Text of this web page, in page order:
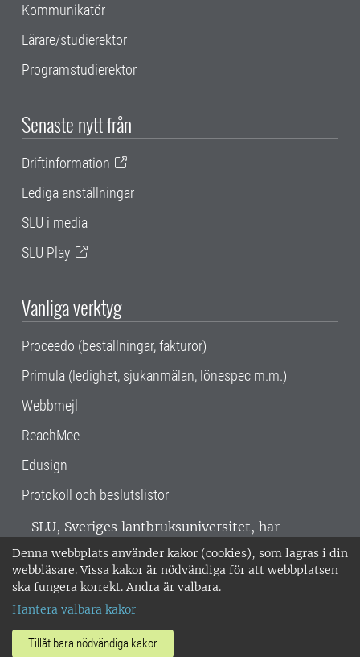
Denna webbplats använder kakor (cookies), som lagras i din
webbläsare. Vissa kakor är nödvändiga för att webbplatsen
ska fungera korrekt. Andra är valbara.
Hantera valbara kakor
Tillåt bara nödvändiga kakor
Kommunikatör
Lärare/studierektor
Programstudierektor
Senaste nytt från
Driftinformation
Lediga anställningar
SLU i media
SLU Play
Vanliga verktyg
Proceedo (beställningar, fakturor)
Primula (ledighet, sjukanmälan, lönespec m.m.)
Webbmejl
ReachMee
Edusign
Protokoll och beslutslistor
SLU, Sveriges lantbruksuniversitet, har
verksamhet över hela Sverige. Huvudorter är
Alnarp, Uppsala och Umeå.SLU är
miljöcertifierat enligt ISO 14001. •
018-67 10 00 • Org nr: 202100-2817 •
Om SLU:s webbplatser